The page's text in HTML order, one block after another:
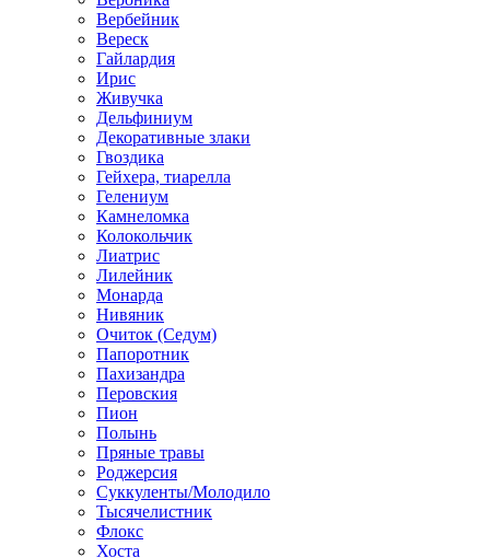
Вербейник
Вереск
Гайлардия
Ирис
Живучка
Дельфиниум
Декоративные злаки
Гвоздика
Гейхера, тиарелла
Гелениум
Камнеломка
Колокольчик
Лиатрис
Лилейник
Монарда
Нивяник
Очиток (Седум)
Папоротник
Пахизандра
Перовския
Пион
Полынь
Пряные травы
Роджерсия
Суккуленты/Молодило
Тысячелистник
Флокс
Хоста